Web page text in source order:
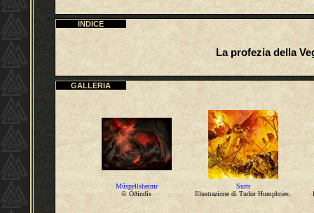
INDICE
La profezia della
GALLERIA
Múspellsheimr
© Óðindís
Surtr
Illustrazione di Tudor Humphries.